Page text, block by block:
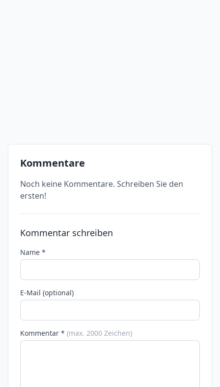
Kommentare
Noch keine Kommentare. Schreiben Sie den
ersten!
Kommentar schreiben
Name *
E-Mail (optional)
Kommentar * (max. 2000 Zeichen)